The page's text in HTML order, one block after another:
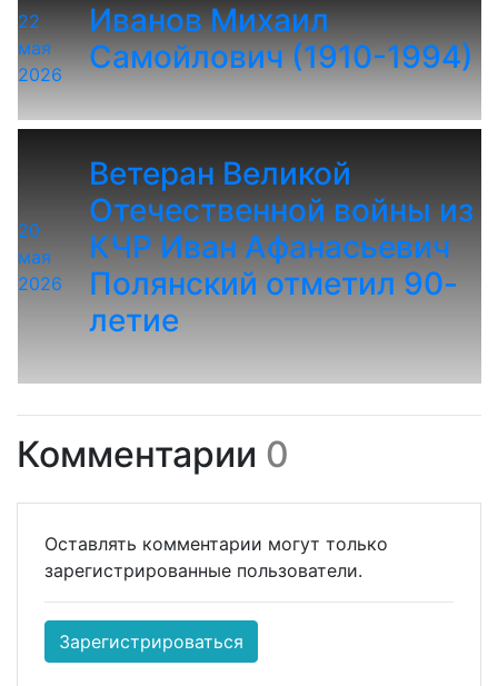
22
мая
2026
Иванов Михаил
Самойлович (1910-1994)
20
мая
2026
Ветеран Великой
Отечественной войны из
КЧР Иван Афанасьевич
Полянский отметил 90-
летие
Комментарии 0
Оставлять комментарии могут только
зарегистрированные пользователи.
Зарегистрироваться